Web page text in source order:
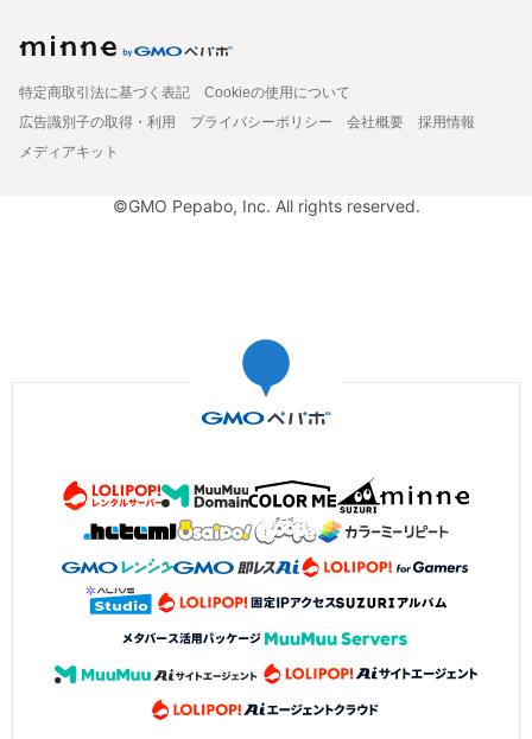
特定商取引法に基づく表記
Cookieの使用について
広告識別子の取得・利用
プライバシーポリシー 会社概要
採用情報
メディアキット
©GMO Pepabo, Inc. All rights reserved.